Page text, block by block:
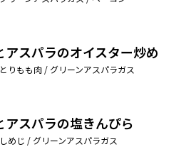
アスパラのオイスター炒め
りもも肉 / グリーンアスパラガス
アスパラの塩きんぴら
めじ / グリーンアスパラガス